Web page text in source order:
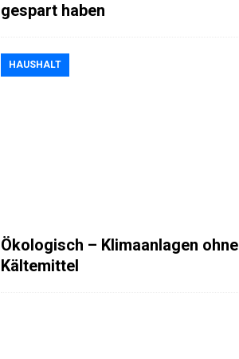
gespart haben
HAUSHALT
Ökologisch – Klimaanlagen ohne
Kältemittel